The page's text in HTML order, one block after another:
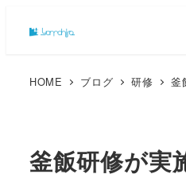
HOME ブログ 研修 釜
釜飯研修が実